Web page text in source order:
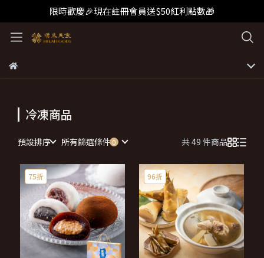
限時歡慶🎉現在註冊會員送$50紅利點數🎁
冷凍商品
預設排序 所有篩選條件 共 49 件商品
75折 96折